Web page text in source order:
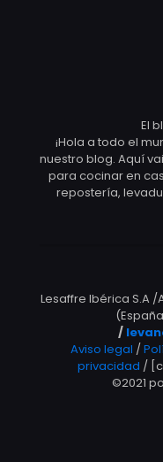
El
¡Hola a todo el
nuestro blog. Aquí
para cocinar en
repostería,
Lesaffre Ibérica S.A /
/
Aviso legal /
privacidad /
©2021